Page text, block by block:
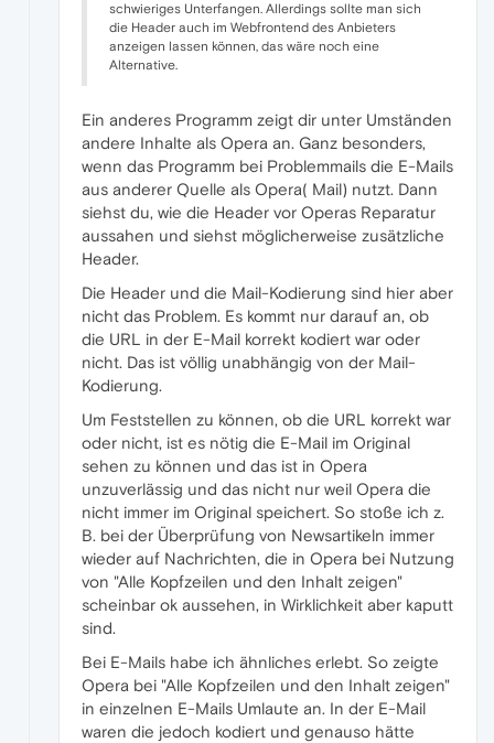
schwieriges Unterfangen. Allerdings sollte man sich
die Header auch im Webfrontend des Anbieters
anzeigen lassen können, das wäre noch eine
Alternative.
Ein anderes Programm zeigt dir unter Umständen
andere Inhalte als Opera an. Ganz besonders,
wenn das Programm bei Problemmails die E-Mails
aus anderer Quelle als Opera( Mail) nutzt. Dann
siehst du, wie die Header vor Operas Reparatur
aussahen und siehst möglicherweise zusätzliche
Header.
Die Header und die Mail-Kodierung sind hier aber
nicht das Problem. Es kommt nur darauf an, ob
die URL in der E-Mail korrekt kodiert war oder
nicht. Das ist völlig unabhängig von der Mail-
Kodierung.
Um Feststellen zu können, ob die URL korrekt war
oder nicht, ist es nötig die E-Mail im Original
sehen zu können und das ist in Opera
unzuverlässig und das nicht nur weil Opera die
nicht immer im Original speichert. So stoße ich z.
B. bei der Überprüfung von Newsartikeln immer
wieder auf Nachrichten, die in Opera bei Nutzung
von "Alle Kopfzeilen und den Inhalt zeigen"
scheinbar ok aussehen, in Wirklichkeit aber kaputt
sind.
Bei E-Mails habe ich ähnliches erlebt. So zeigte
Opera bei "Alle Kopfzeilen und den Inhalt zeigen"
in einzelnen E-Mails Umlaute an. In der E-Mail
waren die jedoch kodiert und genauso hätte